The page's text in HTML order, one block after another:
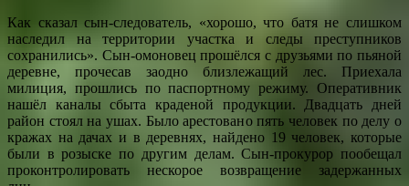
Как сказал сын-следователь, «хорошо, что батя не слишком
наследил на территории участка и следы преступников
сохранились». Сын-омоновец прошёлся с друзьями по пьяной
деревне, прочесав заодно близлежащий лес. Приехала
милиция, прошлись по паспортному режиму. Оперативник
нашёл каналы сбыта краденой продукции. Двадцать дней
район стоял на ушах. Было арестовано пять человек по делу о
кражах на дачах и в деревнях, найдено 19 человек, которые
были в розыске по другим делам. Сын-прокурор пообещал
проконтролировать нескорое возвращение задержанных